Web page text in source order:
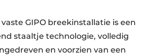
GIPO breekinstallatie is een
staaltje technologie, volledig
en voorzien van een